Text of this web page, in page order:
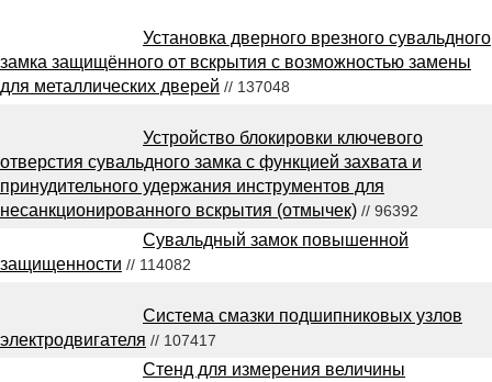
Установка дверного врезного сувальдного
замка защищённого от вскрытия с возможностью замены
для металлических дверей // 137048
Устройство блокировки ключевого
отверстия сувальдного замка с функцией захвата и
принудительного удержания инструментов для
несанкционированного вскрытия (отмычек) // 96392
Сувальдный замок повышенной
защищенности // 114082
Система смазки подшипниковых узлов
электродвигателя // 107417
Стенд для измерения величины